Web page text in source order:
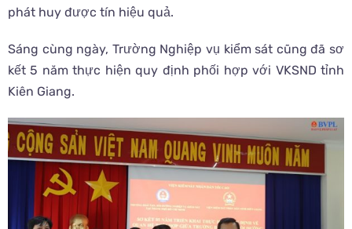
phát huy được tín hiệu quả.
Sáng cùng ngày, Trường Nghiệp vụ kiểm sát cũng đã sơ
kết 5 năm thực hiện quy định phối hợp với VKSND tỉnh
Kiên Giang.